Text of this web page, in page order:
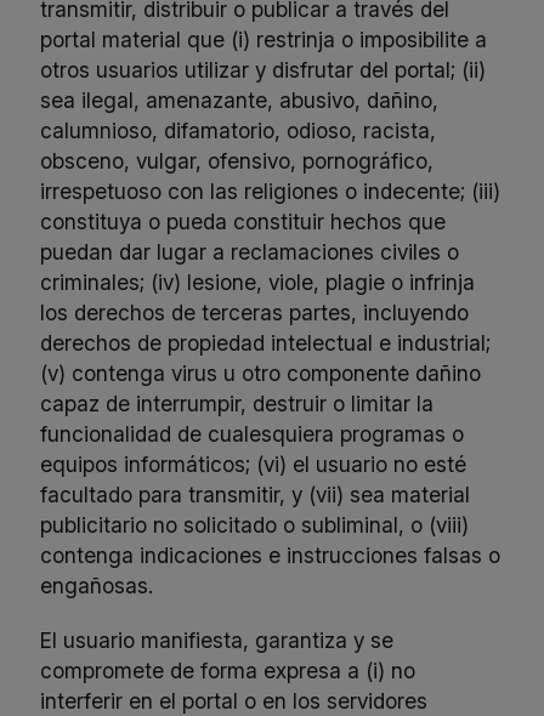
transmitir, distribuir o publicar a través del
portal material que (i) restrinja o imposibilite a
otros usuarios utilizar y disfrutar del portal; (ii)
sea ilegal, amenazante, abusivo, dañino,
calumnioso, difamatorio, odioso, racista,
obsceno, vulgar, ofensivo, pornográfico,
irrespetuoso con las religiones o indecente; (iii)
constituya o pueda constituir hechos que
puedan dar lugar a reclamaciones civiles o
criminales; (iv) lesione, viole, plagie o infrinja
los derechos de terceras partes, incluyendo
derechos de propiedad intelectual e industrial;
(v) contenga virus u otro componente dañino
capaz de interrumpir, destruir o limitar la
funcionalidad de cualesquiera programas o
equipos informáticos; (vi) el usuario no esté
facultado para transmitir, y (vii) sea material
publicitario no solicitado o subliminal, o (viii)
contenga indicaciones e instrucciones falsas o
engañosas.
El usuario manifiesta, garantiza y se
compromete de forma expresa a (i) no
interferir en el portal o en los servidores